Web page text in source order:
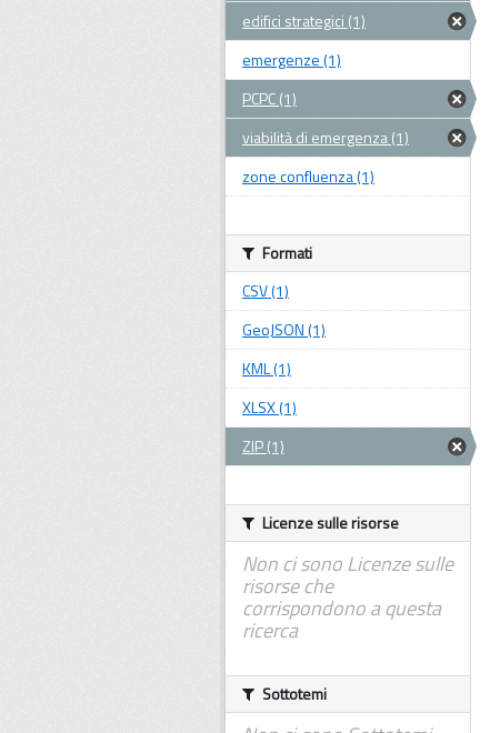
edifici strategici (1)
emergenze (1)
PCPC (1)
viabilità di emergenza (1)
zone confluenza (1)
Formati
CSV (1)
GeoJSON (1)
KML (1)
XLSX (1)
ZIP (1)
Licenze sulle risorse
Non ci sono Licenze sulle
risorse che
corrispondono a questa
ricerca
Sottotemi